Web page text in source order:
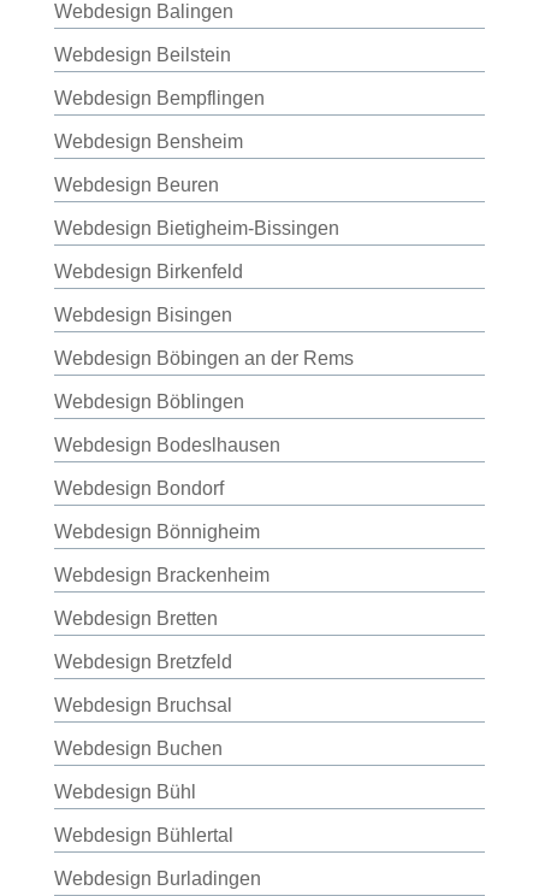
Webdesign Balingen
Webdesign Beilstein
Webdesign Bempflingen
Webdesign Bensheim
Webdesign Beuren
Webdesign Bietigheim-Bissingen
Webdesign Birkenfeld
Webdesign Bisingen
Webdesign Böbingen an der Rems
Webdesign Böblingen
Webdesign Bodeslhausen
Webdesign Bondorf
Webdesign Bönnigheim
Webdesign Brackenheim
Webdesign Bretten
Webdesign Bretzfeld
Webdesign Bruchsal
Webdesign Buchen
Webdesign Bühl
Webdesign Bühlertal
Webdesign Burladingen